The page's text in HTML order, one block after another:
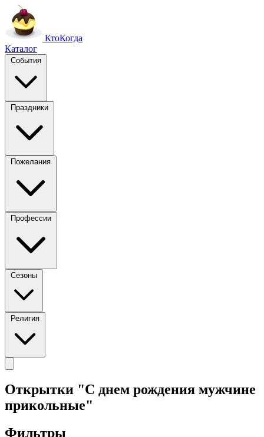
КтоКогда
Каталог
События
Праздники
Пожелания
Профессии
Сезоны
Религия
Открытки "С днем рождения мужчине
прикольные"
Фильтры